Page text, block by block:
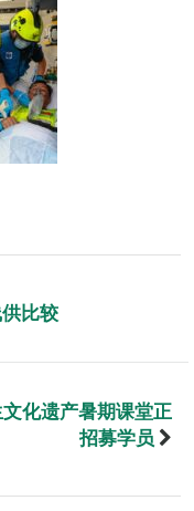
比较
化遗产暑期课堂正
招募学员